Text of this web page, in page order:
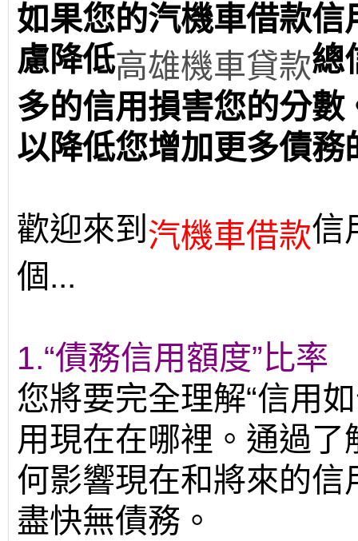
如果您的汽機車借款
慮降低高雄機車貸款總
多的信用損害您的分
以降低您增加更多債務
歡迎來到汽機車借款信
個...
1.“債務信用額度”比率
您將要完全理解“信用
用現在在哪裡。通過
何影響現在和將來的
盡快無債務。